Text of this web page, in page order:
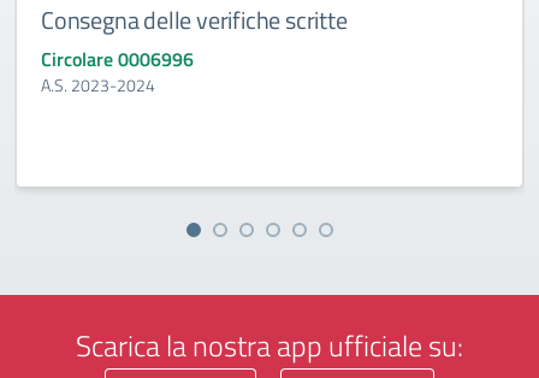
Consegna delle verifiche scritte
Circolare 0006996
A.S. 2023-2024
Scarica la nostra app ufficiale su: